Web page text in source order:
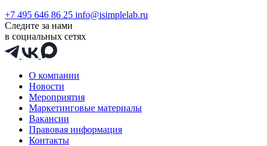
+7 495 646 86 25 info@isimplelab.ru
Следите за нами
в социальных сетях
О компании
Новости
Мероприятия
Маркетинговые материалы
Вакансии
Правовая информация
Контакты